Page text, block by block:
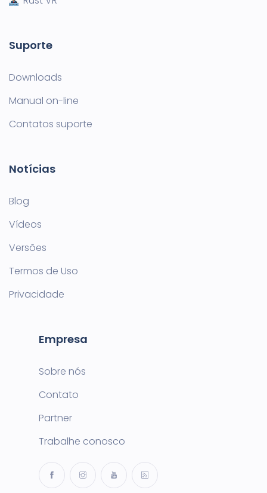
Suporte
Downloads
Manual on-line
Contatos suporte
Notícias
Blog
Vídeos
Versões
Termos de Uso
Privacidade
Empresa
Sobre nós
Contato
Partner
Trabalhe conosco